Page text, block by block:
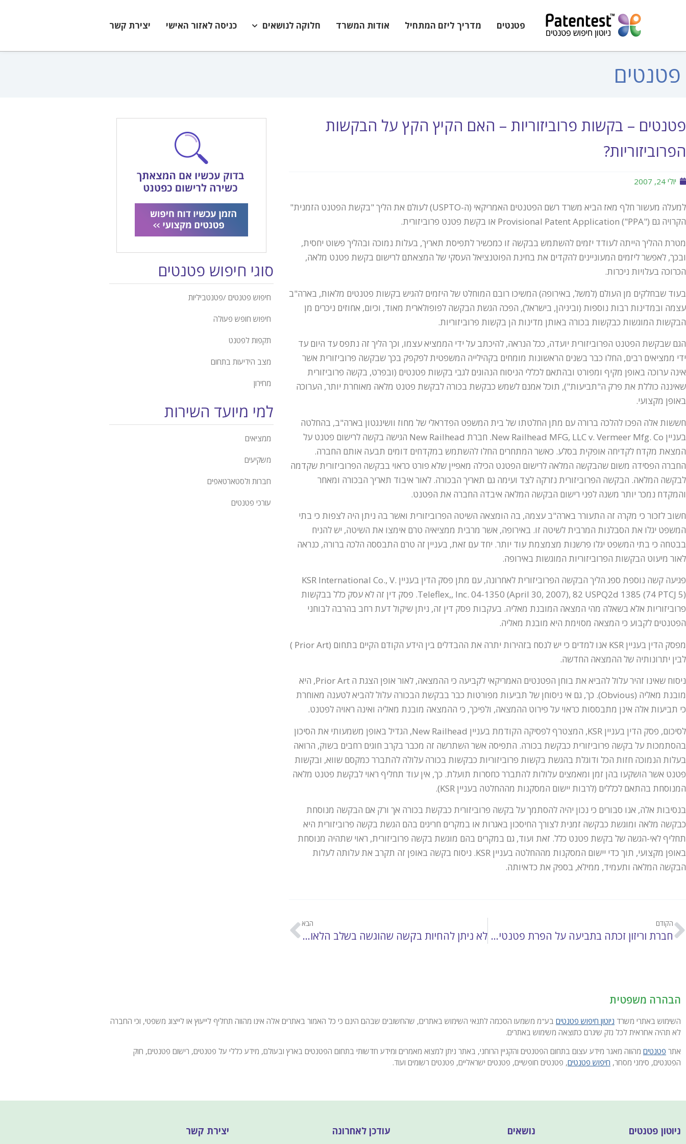
פטנטים מדריך ליזם המתחיל אודות המשרד חלוקה לנושאים כניסה לאזור האישי יצירת קשר
פטנטים
פטנטים – בקשות פרוביזוריות – האם הקיץ הקץ על הבקשות
הפרוביזוריות?
יולי 24, 2007
למעלה מעשור חלף מאז הביא משרד רשם הפטנטים האמריקאי (ה-USPTO) לעולם את הליך "בקשת הפטנט הזמנית"
הקרויה גם Provisional Patent Application ("PPA") או בקשת פטנט פרוביזורית.
מטרת ההליך הייתה לעודד יזמים להשתמש בבקשה זו כמכשיר לתפיסת תאריך, בעלות נמוכה ובהליך פשוט יחסית,
ובכך, לאפשר ליזמים המעוניינים להקדים את בחינת הפוטנציאל העסקי של המצאתם לרישום בקשת פטנט מלאה,
הכרוכה בעלויות ניכרות.
בעוד שבחלקים מן העולם (למשל, באירופה) המשיכו רובם המוחלט של היזמים להגיש בקשות פטנטים מלאות, בארה"ב
עצמה ובמדינות רבות נוספות (וביניהן, בישראל), הפכה הגשת הבקשה לפופולארית מאוד, וכיום, אחוזים ניכרים מן
הבקשות המוגשות כבקשות בכורה באותן מדינות הן בקשות פרוביזוריות.
הגם שבקשת הפטנט הפרוביזורית יועדה, ככל הנראה, להיכתב על ידי הממציא עצמו, וכך הליך זה נתפס עד היום עד
ידי ממציאים רבים, החלו כבר בשנים הראשונות מומחים בקהילייה המשפטית לפקפק בכך שבקשה פרוביזורית אשר
אינה ערוכה באופן מקיף ומפורט ובהתאם לכללי הניסוח הנהוגים לגבי בקשות פטנטים (ובפרט, בקשה פרוביזורית
שאיננה כוללת את פרק ה"תביעות"), תוכל אמנם לשמש כבקשת בכורה לבקשת פטנט מלאה מאוחרת יותר, הערוכה
באופן מקצועי.
חששות אלה הפכו להלכה ברורה עם מתן החלטתו של בית המשפט הפדראלי של מחוז וושינגטון בארה"ב, בהחלטה
בעניין New Railhead MFG, LLC v. Vermeer Mfg. Co. חברת New Railhead הגישה בקשה לרישום פטנט על
המצאת מקדח לקדיחה אופקית בסלע. כאשר המתחרים החלו להשתמש במקדחים דומים תבעה אותם החברה.
החברה הפסידה משום שהבקשה המלאה לרישום הפטנט הכילה מאפיין שלא פורט כראוי בבקשה הפרוביזורית שקדמה
לבקשה המלאה. הבקשה הפרוביזורית נזרקה לצד ועימה גם תאריך הבכורה. לאור איבוד תאריך הבכורה ומאחר
והמקדח נמכר יותר משנה לפני רישום הבקשה המלאה איבדה החברה את הפטנט.
חשוב לזכור כי מקרה זה התעורר בארה"ב עצמה, בה הומצאה השיטה הפרוביזורית ואשר בה ניתן היה לצפות כי בתי
המשפט יגלו את הסבלנות המרבית לשיטה זו. באירופה, אשר מרבית ממציאיה טרם אימצו את השיטה, יש להניח
בבטחה כי בתי המשפט יגלו פרשנות מצמצמת עוד יותר. יחד עם זאת, בעניין זה טרם התבססה הלכה ברורה, כנראה
לאור מיעוט הבקשות הפרוביזוריות המוגשות באירופה.
פגיעה קשה נוספת ספג הליך הבקשה הפרוביזורית לאחרונה, עם מתן פסק הדין בעניין KSR International Co., V.
Teleflex,, Inc. 04-1350 (April 30, 2007), 82 USPQ2d 1385 (74 PTCJ 5). פסק דין זה לא עסק כלל בבקשות
פרוביזוריות אלא בשאלה מהי המצאה המובנת מאליה. בעקבות פסק דין זה, ניתן שיקול דעת רחב בהרבה לבוחני
הפטנטים לקבוע כי המצאה מסוימת היא מובנת מאליה.
מפסק הדין בעניין KSR אנו למדים כי יש לנסח בזהירות יתרה את ההבדלים בין הידע הקודם הקיים בתחום (Prior Art )
לבין יתרונותיה של ההמצאה החדשה.
ניסוח שאינו זהיר עלול להביא את בוחן הפטנטים האמריקאי לקביעה כי ההמצאה, לאור אופן הצגת ה Prior Art, היא
מובנת מאליה (Obvious). כך, גם אי ניסוחן של תביעות מפורטות כבר בבקשת הבכורה עלול להביא לטענה מאוחרת
כי תביעות אלה אינן מתבססות כראוי על פירוט ההמצאה, ולפיכך, כי ההמצאה מובנת מאליה ואינה ראויה לפטנט.
לסיכום, פסק הדין בעניין KSR, המצטרף לפסיקה הקודמת בעניין New Railhead, הגדיל באופן משמעותי את הסיכון
בהסתמכות על בקשה פרוביזורית כבקשת בכורה. התפיסה אשר השתרשה זה מכבר בקרב חוגים רחבים בשוק, הרואה
בעלות הנמוכה חזות הכל ודוגלת בהגשת בקשות פרוביזוריות כבקשות בכורה עלולה להתברר כמקסם שווא, ובקשות
פטנט אשר הושקעו בהן זמן ומאמצים עלולות להתברר כחסרות תועלת. כך, אין עוד תחליף ראוי לבקשת פטנט מלאה
המנוסחת בהתאם לכללים (לרבות יישום המסקנות מההחלטה בעניין KSR).
בנסיבות אלה, אנו סבורים כי נכון יהיה להסתמך על בקשה פרוביזורית כבקשת בכורה אך ורק אם הבקשה מנוסחת
כבקשה מלאה ומוגשת כבקשה זמנית לצורך החיסכון באגרות או במקרים חריגים בהם הגשת בקשה פרוביזורית היא
תחליף לאי-הגשה של בקשת פטנט כלל. זאת ועוד, גם במקרים בהם מוגשת בקשה פרוביזורית, ראוי שתהיה מנוסחת
באופן מקצועי, תוך כדי יישום המסקנות מההחלטה בעניין KSR. ניסוח בקשה באופן זה תקרב את עלותה לעלות
הבקשה המלאה ותעמיד, ממילא, בספק את כדאיותה.
הקודם
חברת וריזון זכתה בתביעה על הפרת פטנטים בתחום ה- VOIP
הבא
לא ניתן להחיות בקשה שהוגשה בשלב הלאומי באיחור "בלי כוונה" (האיחור חייב להיות "בלתי נמנע")
סוגי חיפוש פטנטים
חיפוש פטנטים /פטנטביליות
חיפוש חופש פעולה
תקפות לפטנט
מצב הידיעות בתחום
מחירון
למי מיועד השירות
ממציאים
משקיעים
חברות ולסטארטאפים
עורכי פטנטים
הבהרה משפטית
השימוש באתרי משרד ניוטון חיפוש פטנטים בע"מ משמעו הסכמה לתנאי השימוש באתרים, שהחשובים שבהם הינם כי כל האמור באתרים אלה אינו מהווה תחליף לייעוץ או לייצוג משפטי, וכי החברה
לא תהיה אחראית לכל נזק שיגרם כתוצאה משימוש באתרים.
אתר פטנטים מהווה מאגר מידע עצום בתחום הפטנטים והקניין הרוחני, באתר ניתן למצוא מאמרים ומידע חדשותי בתחום הפטנטים בארץ ובעולם, מידע כללי על פטנטים, רישום פטנטים, חוק
הפטנטים, סימני מסחר, חיפוש פטנטים, פטנטים חופשיים, פטנטים ישראליים, פטנטים רשומים ועוד.
ניוטון פטנטים נושאים עודכן לאחרונה יצירת קשר